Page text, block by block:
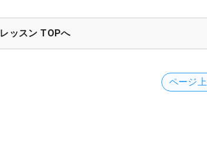
レッスン TOPへ
ページ